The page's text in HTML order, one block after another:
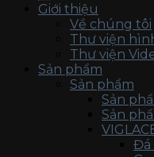
Giới thiệu
Về chúng tôi
Thư viện
Thư viện
Sản phẩm
Sản phẩm
Sản
Sản
Đá